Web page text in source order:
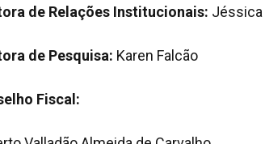
de Relações Institucionais: Jéssica
de Pesquisa: Karen Falcão
Fiscal: